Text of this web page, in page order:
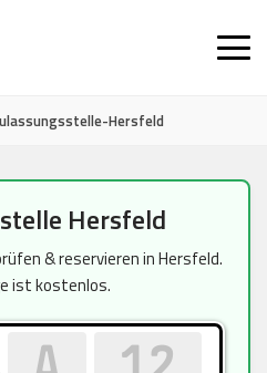
Hersfeld
Hersfeld
& reservieren in Hersfeld.
ist kostenlos.